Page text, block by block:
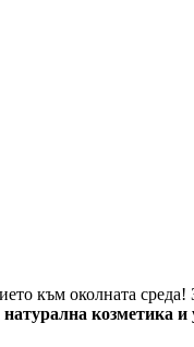
към околната
козметика